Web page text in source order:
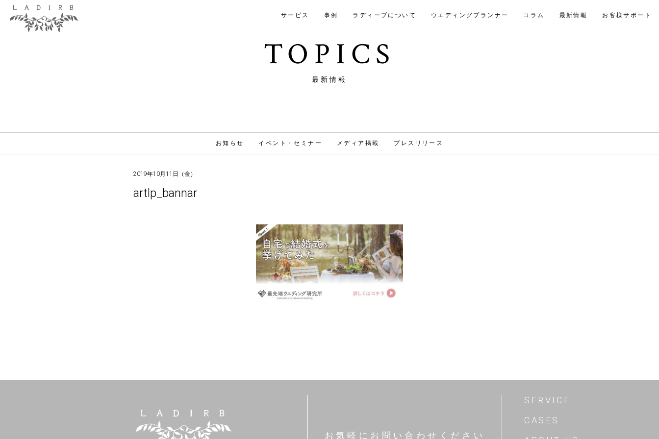
サービス 事例 ラディーブについて ウエディングプランナー コラム 最新情報 お客様サポート
TOPICS
最新情報
お知らせ イベント・セミナー メディア掲載 プレスリリース
2019年10月11日（金）
artlp_bannar
お気軽にお問い合わせください
SERVICE
CASES